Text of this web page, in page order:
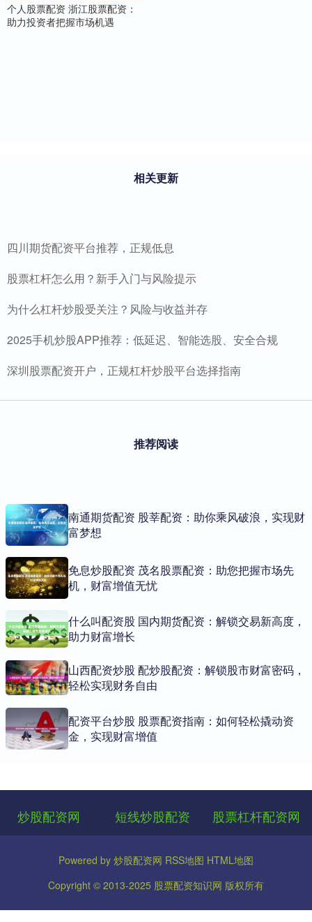
个人股票配资 浙江股票配资：
助力投资者把握市场机遇
相关更新
四川期货配资平台推荐，正规低息
股票杠杆怎么用？新手入门与风险提示
为什么杠杆炒股受关注？风险与收益并存
2025手机炒股APP推荐：低延迟、智能选股、安全合规
深圳股票配资开户，正规杠杆炒股平台选择指南
推荐阅读
南通期货配资 股莘配资：助你乘风破浪，实现财
富梦想
免息炒股配资 茂名股票配资：助您把握市场先
机，财富增值无忧
什么叫配资股 国内期货配资：解锁交易新高度，
助力财富增长
山西配资炒股 配炒股配资：解锁股市财富密码，
轻松实现财务自由
配资平台炒股 股票配资指南：如何轻松撬动资
金，实现财富增值
炒股配资网 短线炒股配资 股票杠杆配资网
Powered by 炒股配资网 RSS地图 HTML地图
Copyright © 2013-2025 股票配资知识网 版权所有